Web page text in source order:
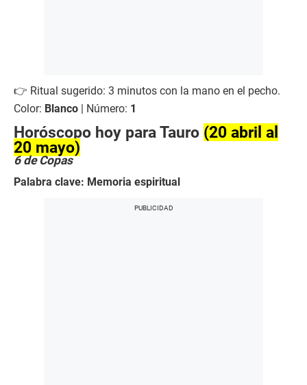
👉 Ritual sugerido: 3 minutos con la mano en el pecho.
Color: Blanco | Número: 1
Horóscopo hoy para Tauro (20 abril al
20 mayo)
6 de Copas
Palabra clave: Memoria espiritual